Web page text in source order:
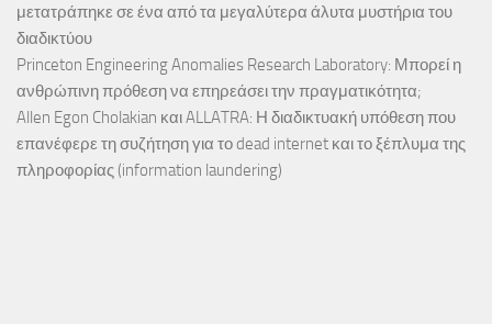
μετατράπηκε σε ένα από τα μεγαλύτερα άλυτα μυστήρια του
διαδικτύου
Princeton Engineering Anomalies Research Laboratory: Μπορεί η
ανθρώπινη πρόθεση να επηρεάσει την πραγματικότητα;
Allen Egon Cholakian και ALLATRA: Η διαδικτυακή υπόθεση που
επανέφερε τη συζήτηση για το dead internet και το ξέπλυμα της
πληροφορίας (information laundering)